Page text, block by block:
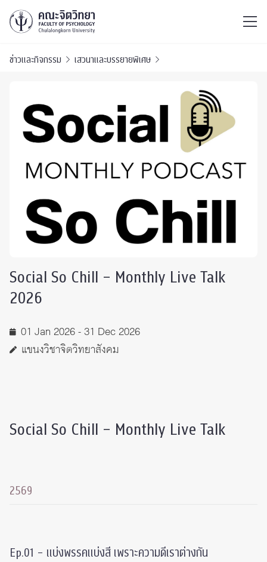
ข่าวและกิจกรรม เสวนาและบรรยายพิเศษ
Social So Chill – Monthly Live Talk
2026
01 Jan 2026 - 31 Dec 2026
แขนงวิชาจิตวิทยาสังคม
Social So Chill – Monthly Live Talk
2569
Ep.01 – แบ่งพรรคแบ่งสี เพราะความดีเราต่างกัน